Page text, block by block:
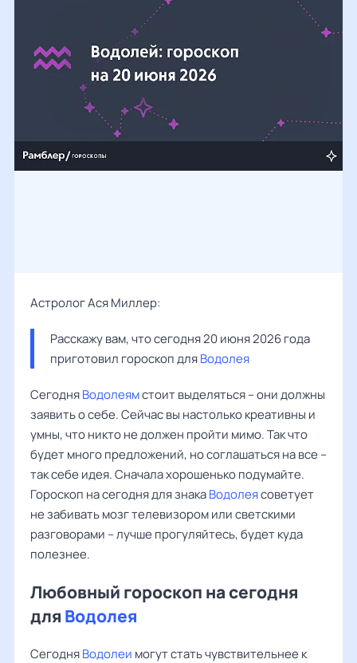
Астролог Ася Миллер:
Расскажу вам, что сегодня 20 июня 2026 года
приготовил гороскоп для Водолея
СегодняВодолеямстоит выделяться – они должны
заявить о себе. Сейчас вы настолько креативны и
умны, что никто не должен пройти мимо. Так что
будет много предложений, но соглашаться на все –
так себе идея. Сначала хорошенько подумайте.
Гороскоп на сегодня для знакаВодолеясоветует
не забивать мозг телевизором или светскими
разговорами – лучше прогуляйтесь, будет куда
полезнее.
Любовный гороскоп на сегодня
для Водолея
СегодняВодолеи могут стать чувствительнее к